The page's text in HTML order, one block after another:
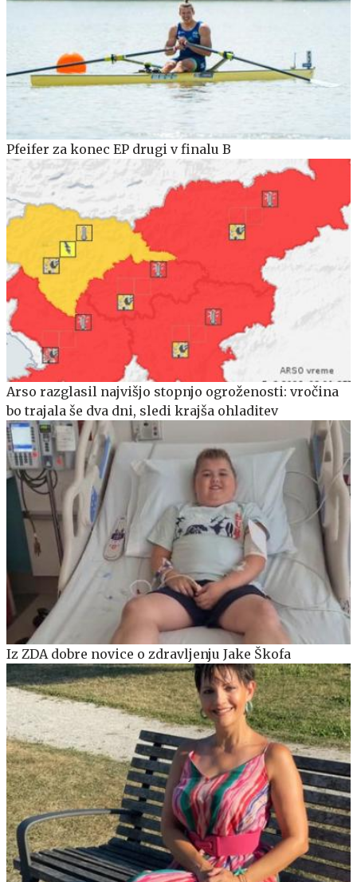
Pfeifer za konec EP drugi v finalu B
Arso razglasil najvišjo stopnjo ogroženosti: vročina
bo trajala še dva dni, sledi krajša ohladitev
Iz ZDA dobre novice o zdravljenju Jake Škofa